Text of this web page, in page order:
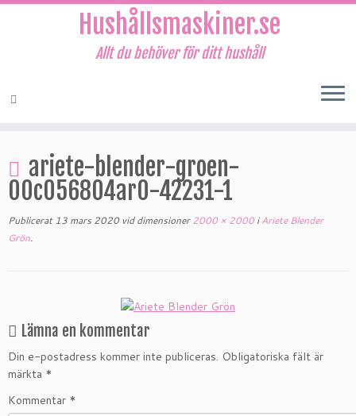
innehåll
Hushållsmaskiner.se
Allt du behöver för ditt hushåll
ariete-blender-groen-
00c056804ar0-42231-1
Publicerat 13 mars 2020vid dimensioner2000 × 2000iAriete Blender
Grön.
Lämna en kommentar
Din e-postadress kommer inte publiceras. Obligatoriska fält är
märkta *
Kommentar *